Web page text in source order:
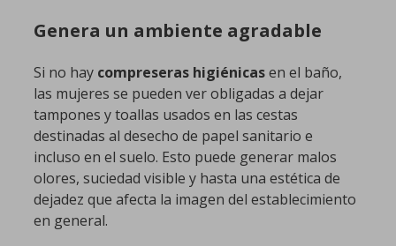
Genera un ambiente agradable
Si no hay compreseras higiénicasen el baño,
las mujeres se pueden ver obligadas a dejar
tampones y toallas usados en las cestas
destinadas al desecho de papel sanitario e
incluso en el suelo. Esto puede generar malos
olores, suciedad visible y hasta una estética de
dejadez que afecta la imagen del establecimiento
en general.